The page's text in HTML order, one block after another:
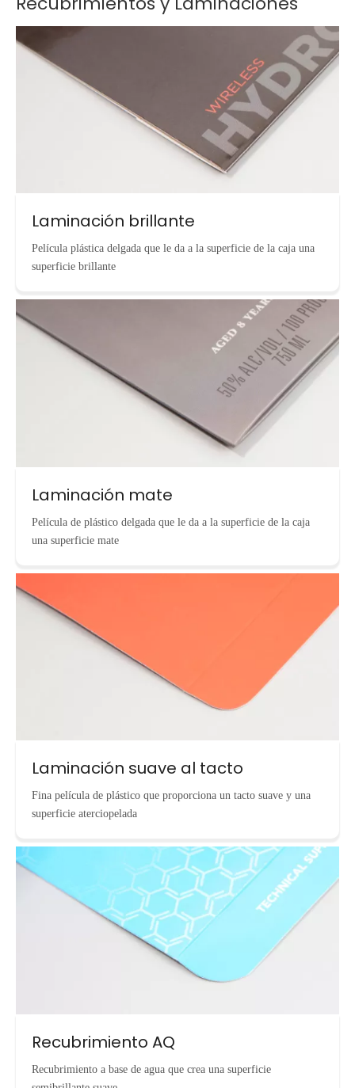
Laminación brillante
Película plástica delgada que le da a la superficie de la caja una
superficie brillante
Laminación mate
Película de plástico delgada que le da a la superficie de la caja
una superficie mate
Laminación suave al tacto
Fina película de plástico que proporciona un tacto suave y una
superficie aterciopelada
Recubrimiento AQ
Recubrimiento a base de agua que crea una superficie